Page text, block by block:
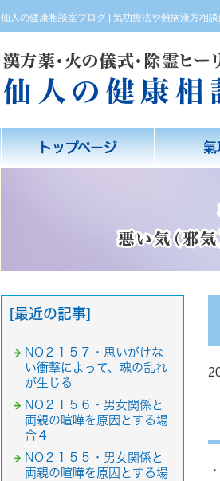
仙人の健康相談室ブログ | 気功療法や難病漢方相
トップページ 氣
[最近の記事]
NO２１５７・思いがけな
い衝撃によって、魂の乱れ
が生じる
NO２１５６・男女関係と
両親の喧嘩を原因とする場
合４
NO２１５５・男女関係と
両親の喧嘩を原因とする場